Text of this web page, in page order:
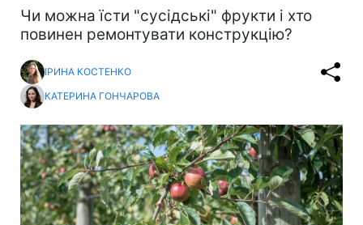
Чи можна їсти "сусідські" фрукти і хто
повинен ремонтувати конструкцію?
ІРИНА КОСТЕНКО
КАТЕРИНА ГОНЧАРОВА